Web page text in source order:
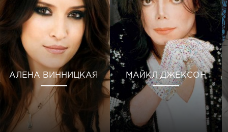
АЛЕНА ВИННИЦКАЯ МАЙКЛ ДЖЕКСОН